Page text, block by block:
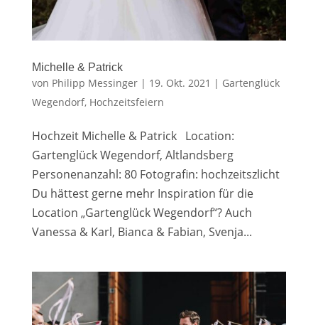
Michelle & Patrick
von Philipp Messinger| 19. Okt. 2021 | Gartenglück
Wegendorf, Hochzeitsfeiern
Hochzeit Michelle & Patrick Location:
Gartenglück Wegendorf, Altlandsberg
Personenanzahl: 80 Fotografin: hochzeitszlicht
Du hättest gerne mehr Inspiration für die
Location „Gartenglück Wegendorf“? Auch
Vanessa & Karl, Bianca & Fabian, Svenja...